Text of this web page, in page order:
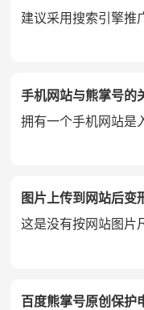
建议采用搜索引擎推
手机网站与熊掌号的
拥有一个手机网站是
图片上传到网站后变
这是没有按网站图片
百度熊掌号原创保护